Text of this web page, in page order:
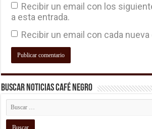
Recibir un email con los
a esta entrada.
Recibir un email con cada nueva
Buscar Noticias Café Negro